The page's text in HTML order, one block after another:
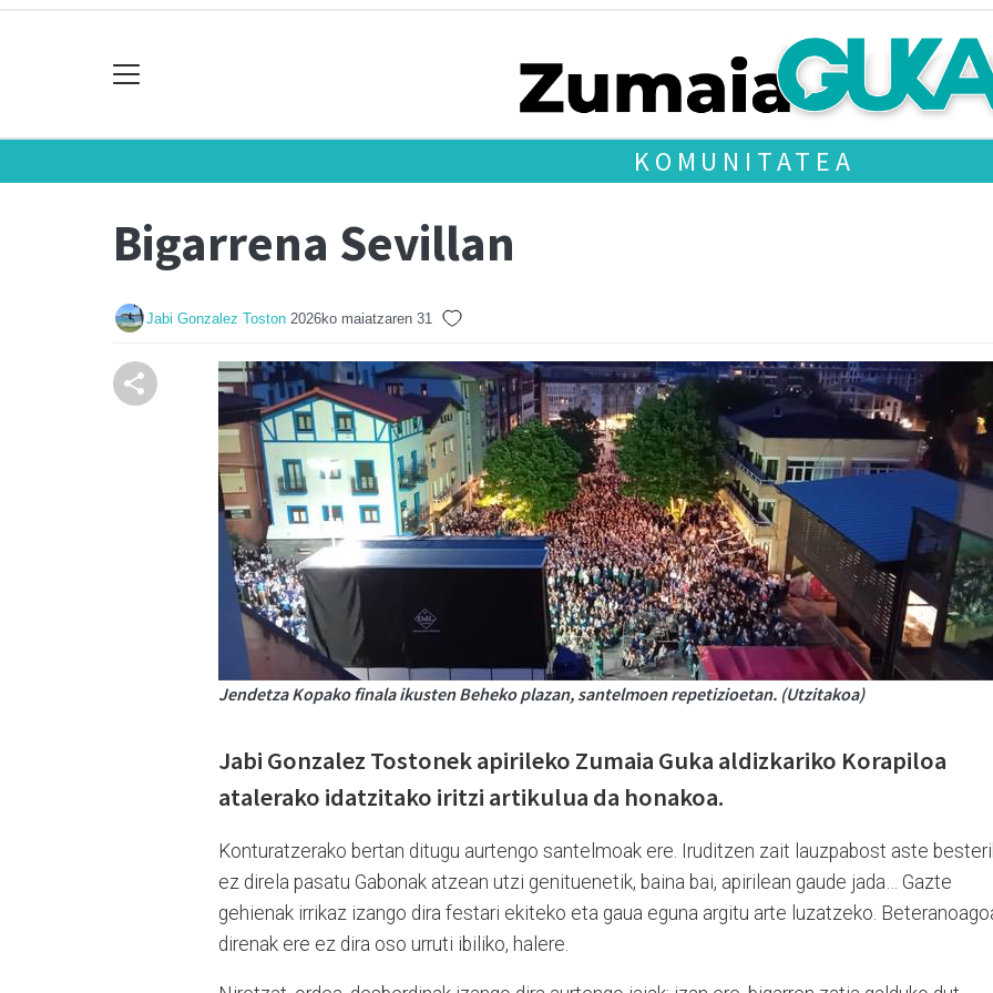
KOMUNITATEA
Bigarrena Sevillan
Jabi Gonzalez Toston 2026ko maiatzaren 31
Jendetza Kopako finala ikusten Beheko plazan, santelmoen repetizioetan. (Utzitakoa)
Jabi Gonzalez Tostonek apirileko Zumaia Guka aldizkariko Korapiloa
atalerako idatzitako iritzi artikulua da honakoa.
Konturatzerako bertan ditugu aurtengo santelmoak ere. Iruditzen zait lauzpabost aste
ez direla pasatu Gabonak atzean utzi genituenetik, baina bai, apirilean gaude jada… Gazte
gehienak irrikaz izango dira festari ekiteko eta gaua eguna argitu arte luzatzeko.
direnak ere ez dira oso urruti ibiliko, halere.